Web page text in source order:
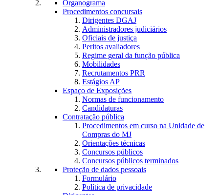
Organograma
Procedimentos concursais
Dirigentes DGAJ
Administradores judiciários
Oficiais de justiça
Peritos avaliadores
Regime geral da função pública
Mobilidades
Recrutamentos PRR
Estágios AP
Espaço de Exposições
Normas de funcionamento
Candidaturas
Contratação pública
Procedimentos em curso na Unidade de
Compras do MJ
Orientações técnicas
Concursos públicos
Concursos públicos terminados
Proteção de dados pessoais
Formulário
Política de privacidade